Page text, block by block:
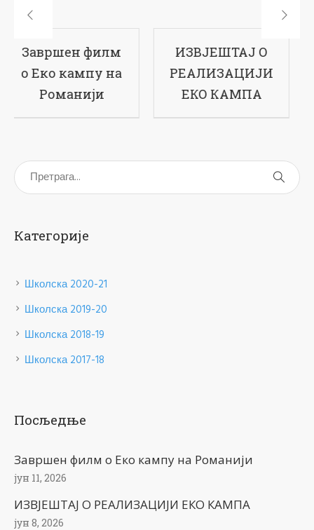
ИЗВЈЕШТАЈ О
РЕАЛИЗАЦИЈИ
ЕКО КАМПА
17-ти рођендан
наше школе
Категорије
Школска 2020-21
Школска 2019-20
Школска 2018-19
Школска 2017-18
Посљедње
Завршен филм о Еко кампу на Романији
јун 11, 2026
ИЗВЈЕШТАЈ О РЕАЛИЗАЦИЈИ ЕКО КАМПА
јун 8, 2026